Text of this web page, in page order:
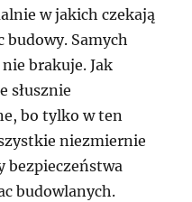
w jakich czekają
budowy. Samych
brakuje. Jak
słusznie
bo tylko w ten
niezmiernie
bezpieczeństwa
budowlanych.